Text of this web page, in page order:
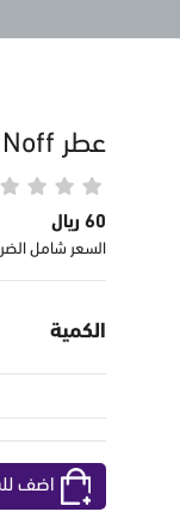
عطر Samir Noff للجنسين 100 مل
60 ريال
السعر شامل
الكمية
اضف